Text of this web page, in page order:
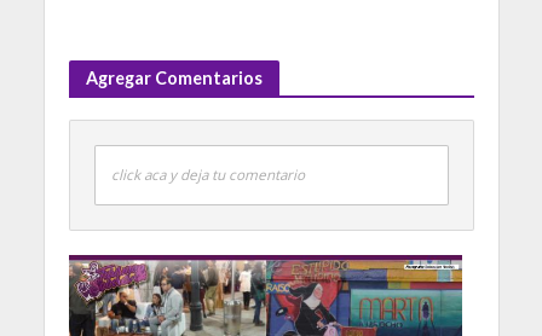
Agregar Comentarios
click aca y deja tu comentario